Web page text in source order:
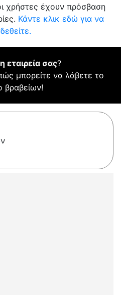
χρήστες έχουν πρόσβαση
Κάντε κλικ εδώ για να
εταιρεία σας?
μπορείτε να λάβετε το
βραβείων!